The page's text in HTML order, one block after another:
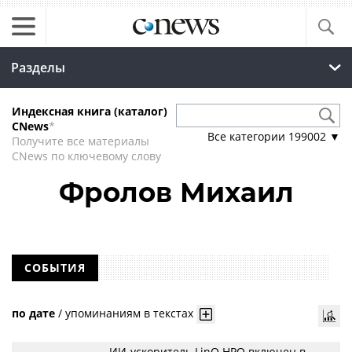
Разделы
Индексная книга (каталог)
CNews*
Получите все материалы
CNews по ключевому слову
Все категории 199002 ▼
Фролов Михаил
СОБЫТИЯ
по дате / упоминаниям в текстах